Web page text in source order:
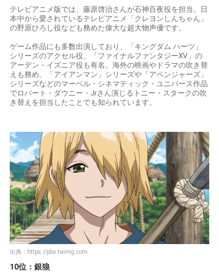
テレビアニメ版では、藤原啓治さんが石神百夜役を担当。日
本中から愛されているテレビアニメ「クレヨンしんちゃん」
の野原ひろし役なども務めた偉大な超大物声優です。
ゲーム作品にも多数出演しており、「キングダム ハーツ」
シリーズのアクセル役、「ファイナルファンタジーXV」の
アーデン・イズニア役も有名。海外の映画やドラマの吹き替
えも務め、「アイアンマン」シリーズや「アベンジャーズ」
シリーズなどのマーベル・シネマティック・ユニバース作品
でロバート・ダウニー・Jrさん演じるトニー・スタークの吹
き替えを担当したことでも知られています。
出典： https://pbs.twimg.com
10位：銀狼